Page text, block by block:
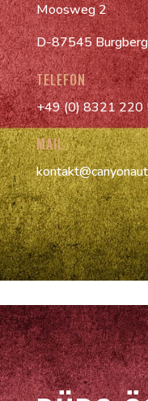
Moosweg 2
D-87545
TELEFON
+49 (0) 8321 220
MAIL